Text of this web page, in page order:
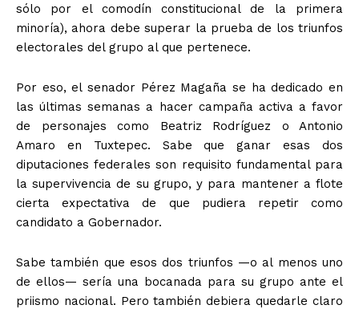
sólo por el comodín constitucional de la primera
minoría), ahora debe superar la prueba de los triunfos
electorales del grupo al que pertenece.
Por eso, el senador Pérez Magaña se ha dedicado en
las últimas semanas a hacer campaña activa a favor
de personajes como Beatriz Rodríguez o Antonio
Amaro en Tuxtepec. Sabe que ganar esas dos
diputaciones federales son requisito fundamental para
la supervivencia de su grupo, y para mantener a flote
cierta expectativa de que pudiera repetir como
candidato a Gobernador.
Sabe también que esos dos triunfos —o al menos uno
de ellos— sería una bocanada para su grupo ante el
priismo nacional. Pero también debiera quedarle claro